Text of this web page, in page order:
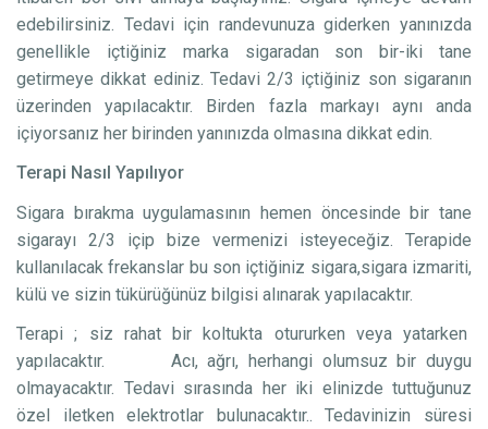
edebilirsiniz. Tedavi için randevunuza giderken yanınızda
genellikle içtiğiniz marka sigaradan son bir-iki tane
getirmeye dikkat ediniz. Tedavi 2/3 içtiğiniz son sigaranın
üzerinden yapılacaktır. Birden fazla markayı aynı anda
içiyorsanız her birinden yanınızda olmasına dikkat edin.
Terapi Nasıl Yapılıyor
Sigara bırakma uygulamasının hemen öncesinde bir tane
sigarayı 2/3 içip bize vermenizi isteyeceğiz. Terapide
kullanılacak frekanslar bu son içtiğiniz sigara,sigara izmariti,
külü ve sizin tükürüğünüz bilgisi alınarak yapılacaktır.
Terapi ; siz rahat bir koltukta otururken veya yatarken
yapılacaktır. Acı, ağrı, herhangi olumsuz bir duygu
olmayacaktır. Tedavi sırasında her iki elinizde tuttuğunuz
özel iletken elektrotlar bulunacaktır.. Tedavinizin süresi